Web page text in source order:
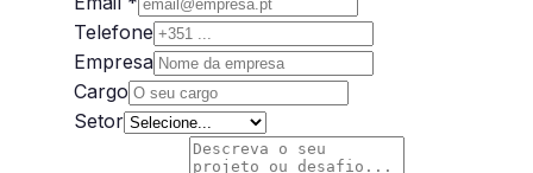
Telefone
Empresa
Cargo
Setor